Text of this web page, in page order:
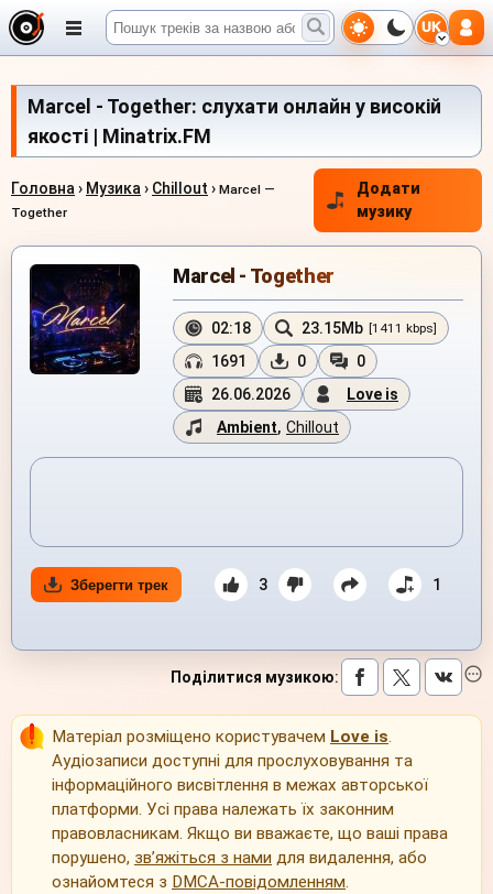
UK
Marcel - Together: слухати онлайн у високій
якості | Minatrix.FM
Головна › Музика › Chillout › Marcel —
Together
Додати
музику
Marcel - Together
02:18 23.15Mb [1411 kbps]
1691 0
0
26.06.2026
Love is
Ambient, Chillout
Зберегти трек 3 1
Поділитися музикою:
Матеріал розміщено користувачем Love is.
Аудіозаписи доступні для прослуховування та
інформаційного висвітлення в межах авторської
платформи. Усі права належать їх законним
правовласникам. Якщо ви вважаєте, що ваші права
порушено, зв’яжіться з нами для видалення, або
ознайомтеся з DMCA-повідомленням.